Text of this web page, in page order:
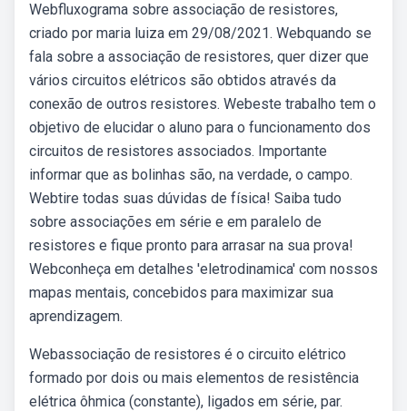
Webfluxograma sobre associação de resistores,
criado por maria luiza em 29/08/2021. Webquando se
fala sobre a associação de resistores, quer dizer que
vários circuitos elétricos são obtidos através da
conexão de outros resistores. Webeste trabalho tem o
objetivo de elucidar o aluno para o funcionamento dos
circuitos de resistores associados. Importante
informar que as bolinhas são, na verdade, o campo.
Webtire todas suas dúvidas de física! Saiba tudo
sobre associações em série e em paralelo de
resistores e fique pronto para arrasar na sua prova!
Webconheça em detalhes 'eletrodinamica' com nossos
mapas mentais, concebidos para maximizar sua
aprendizagem.
Webassociação de resistores é o circuito elétrico
formado por dois ou mais elementos de resistência
elétrica ôhmica (constante), ligados em série, par.